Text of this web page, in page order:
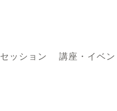
セッション 講座・イベン